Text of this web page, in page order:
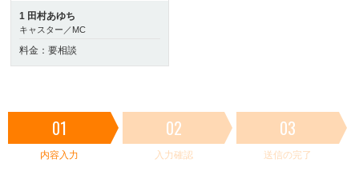
1 田村あゆち
キャスター／MC
料金：要相談
01
内容入力
02
入力確認
03
送信の完了